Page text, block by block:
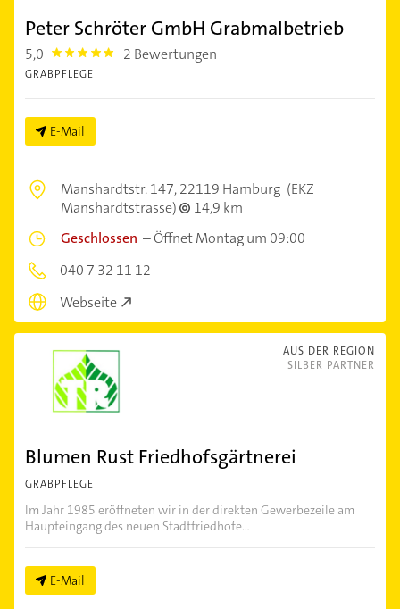
Peter Schröter GmbH Grabmalbetrieb
5,0 5.0 2 Bewertungen
GRABPFLEGE
E-Mail
Manshardtstr. 147,22119 Hamburg (EKZ
Manshardtstrasse)
14,9 km
Geschlossen –Öffnet Montag um 09:00
040 7 32 11 12
Webseite
AUS DER REGION
SILBER PARTNER
Blumen Rust Friedhofsgärtnerei
GRABPFLEGE
Im Jahr 1985 eröffneten wir in der direkten Gewerbezeile am
Haupteingang des neuen Stadtfriedhofe...
E-Mail